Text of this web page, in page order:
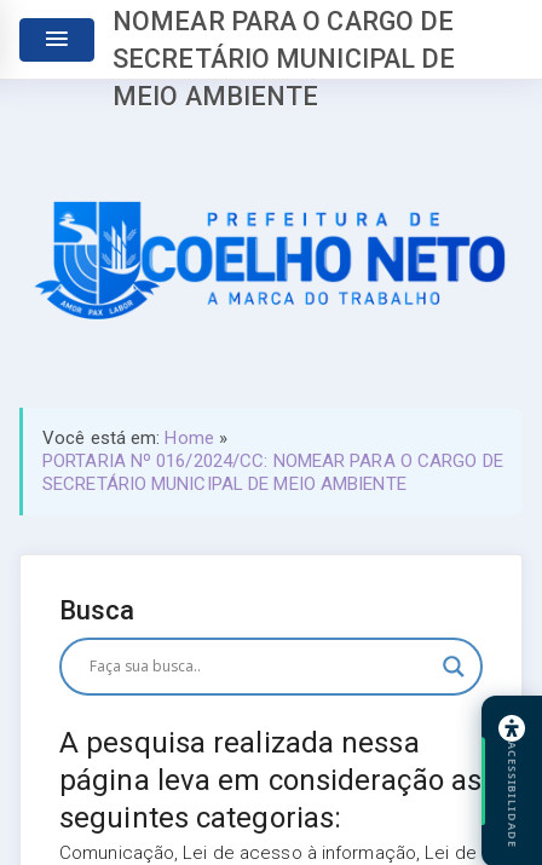
NOMEAR PARA O CARGO DE
SECRETÁRIO MUNICIPAL DE
MEIO AMBIENTE
Você está em:Home »
PORTARIA Nº 016/2024/CC: NOMEAR PARA O CARGO DE
SECRETÁRIO MUNICIPAL DE MEIO AMBIENTE
Busca
A pesquisa realizada nessa
página leva em consideração as
seguintes categorias:
Comunicação, Lei de acesso à informação, Lei de
ACESSIBILIDADE